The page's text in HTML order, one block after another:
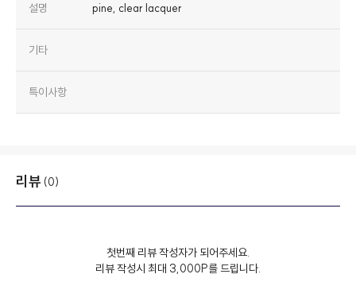
설명 pine, clear lacquer
기타
특이사항
리뷰 (0)
첫번째 리뷰 작성자가 되어주세요.
리뷰 작성시 최대 3,000P를 드립니다.